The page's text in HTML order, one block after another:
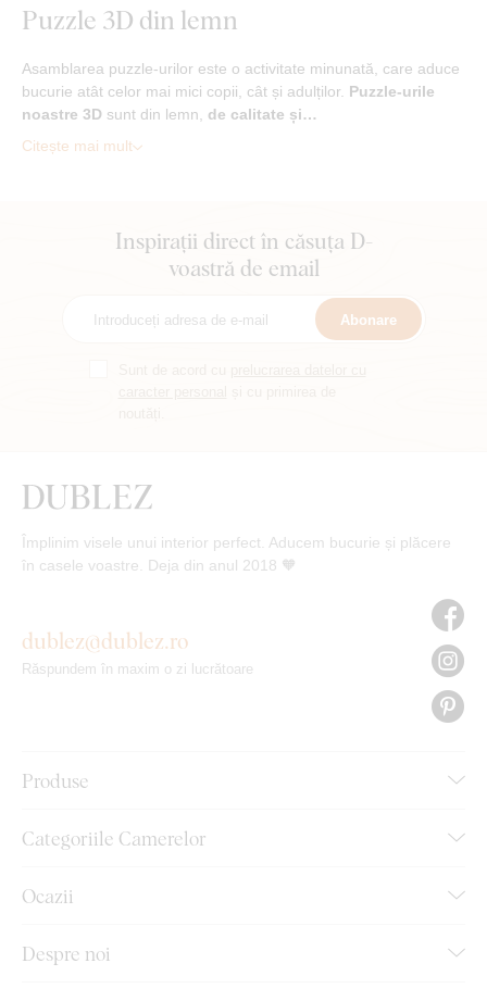
Puzzle 3D din lemn
Asamblarea puzzle-urilor este o activitate minunată, care aduce
bucurie atât celor mai mici copii, cât și adulților. Puzzle-urile
noastre 3D sunt din lemn, de calitate și…
Citește mai mult
Inspirații direct în căsuța D-
voastră de email
Abonare
Împlinim visele unui interior perfect. Aducem bucurie și plăcere
în casele voastre. Deja din anul 2018 🧡
Produse
Categoriile Camerelor
Ocazii
Despre noi
dublez@dublez.ro
Răspundem în maxim o zi lucrătoare